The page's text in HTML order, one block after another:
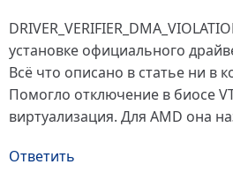
установке официального
Всё что описано в статье ни в
Помогло отключение в биосе
виртуализация. Для AMD она
Ответить